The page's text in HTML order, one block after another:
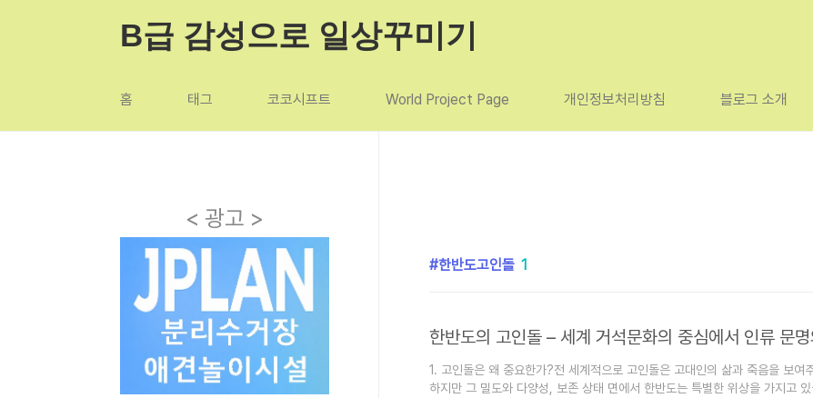
B급 감성으로 일상꾸미기
홈 태그 코코시프트 World Project Page 개인정보처리방침 블로그 소개
한반도고인돌 1
한반도의 고인돌 – 세계 거석문화의 중심에서 인류 문
1. 고인돌은 왜 중요한가?전 세계적으로 고인돌은 고대인의 삶과 죽음을 보여
하지만 그 밀도와 다양성, 보존 상태 면에서 한반도는 특별한 위상을 가지고
< 광고 >